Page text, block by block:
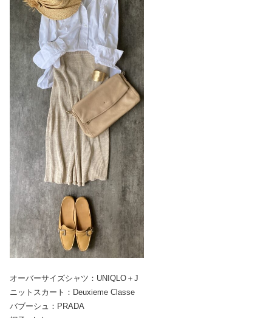
オーバーサイズシャツ：UNIQLO＋J
ニットスカート：Deuxieme Classe
バブーシュ：PRADA